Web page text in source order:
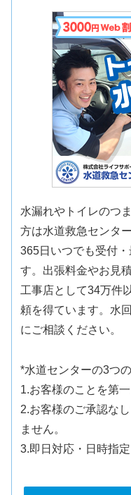
水漏れやトイレのつ
方は水道救急センタ
365日いつでも受付
す。出張料金やお見
工事店として34万件
頼を得ています。水
にご相談ください。
*水道センターの3つ
1.お客様のことを第
2.お客様のご承認な
ません。
3.即日対応・日時指